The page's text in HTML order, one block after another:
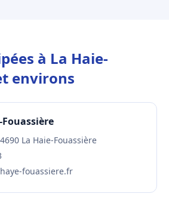
à La Haie-
environs
La Haie-Fouassière
fouassiere.fr